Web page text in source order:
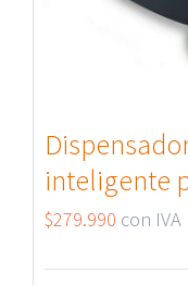
inteligente
$279.990 con IVA